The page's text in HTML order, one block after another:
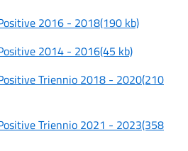
2016 - 2018(190 kb)
2014 - 2016(45 kb)
Triennio 2018 - 2020(210
Triennio 2021 - 2023(358